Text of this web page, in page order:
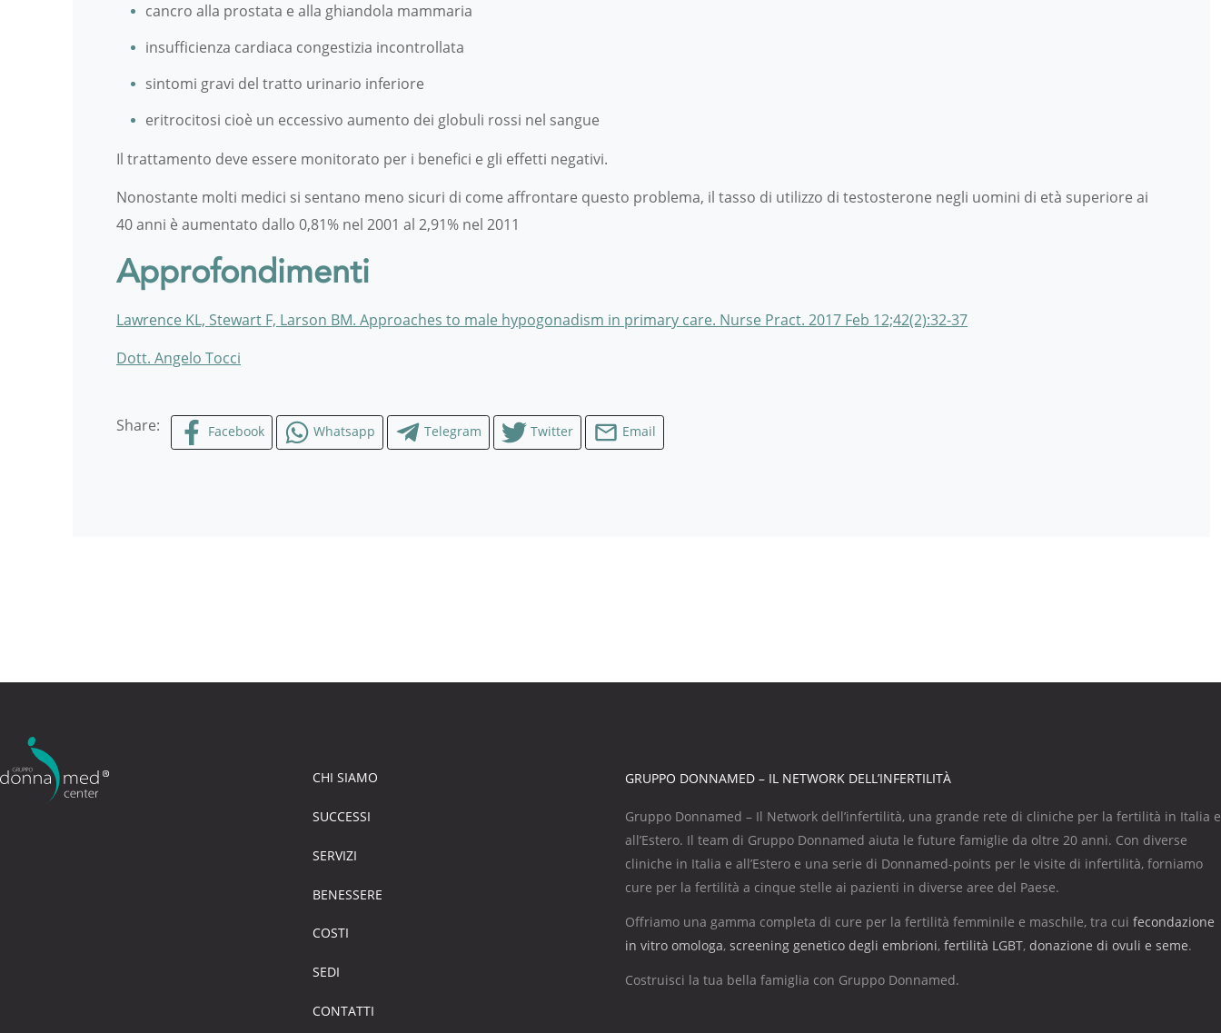
cancro alla prostata e alla ghiandola mammaria
insufficienza cardiaca congestizia incontrollata
sintomi gravi del tratto urinario inferiore
eritrocitosi cioè un eccessivo aumento dei globuli rossi nel sangue
Il trattamento deve essere monitorato per i benefici e gli effetti negativi.
Nonostante molti medici si sentano meno sicuri di come affrontare questo problema, il tasso di utilizzo di testosterone negli uomini di età superiore ai
40 anni è aumentato dallo 0,81% nel 2001 al 2,91% nel 2011
Approfondimenti
Lawrence KL, Stewart F, Larson BM. Approaches to male hypogonadism in primary care. Nurse Pract. 2017 Feb 12;42(2):32-37
Dott. Angelo Tocci
Share: Facebook Whatsapp Telegram Twitter Email
CHI SIAMO
SUCCESSI
SERVIZI
BENESSERE
COSTI
SEDI
CONTATTI
GRUPPO DONNAMED – IL NETWORK DELL’INFERTILITÀ
Gruppo Donnamed – Il Network dell’infertilità, una grande rete di cliniche per la fertilità in Italia e
all’Estero. Il team di Gruppo Donnamed aiuta le future famiglie da oltre 20 anni. Con diverse
cliniche in Italia e all’Estero e una serie di Donnamed-points per le visite di infertilità, forniamo
cure per la fertilità a cinque stelle ai pazienti in diverse aree del Paese.
Offriamo una gamma completa di cure per la fertilità femminile e maschile, tra cui fecondazione
in vitro omologa, screening genetico degli embrioni, fertilità LGBT, donazione di ovuli e seme.
Costruisci la tua bella famiglia con Gruppo Donnamed.